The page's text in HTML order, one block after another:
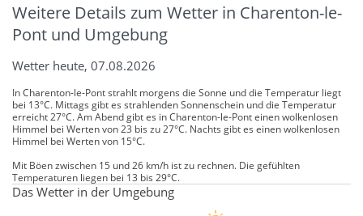
Weitere Details zum Wetter in Charenton-le-
Pont und Umgebung
Wetter heute, 07.08.2026
In Charenton-le-Pont strahlt morgens die Sonne und die Temperatur liegt
bei 13°C. Mittags gibt es strahlenden Sonnenschein und die Temperatur
erreicht 27°C. Am Abend gibt es in Charenton-le-Pont einen wolkenlosen
Himmel bei Werten von 23 bis zu 27°C. Nachts gibt es einen wolkenlosen
Himmel bei Werten von 15°C.
Mit Böen zwischen 15 und 26 km/h ist zu rechnen. Die gefühlten
Temperaturen liegen bei 13 bis 29°C.
Das Wetter in der Umgebung